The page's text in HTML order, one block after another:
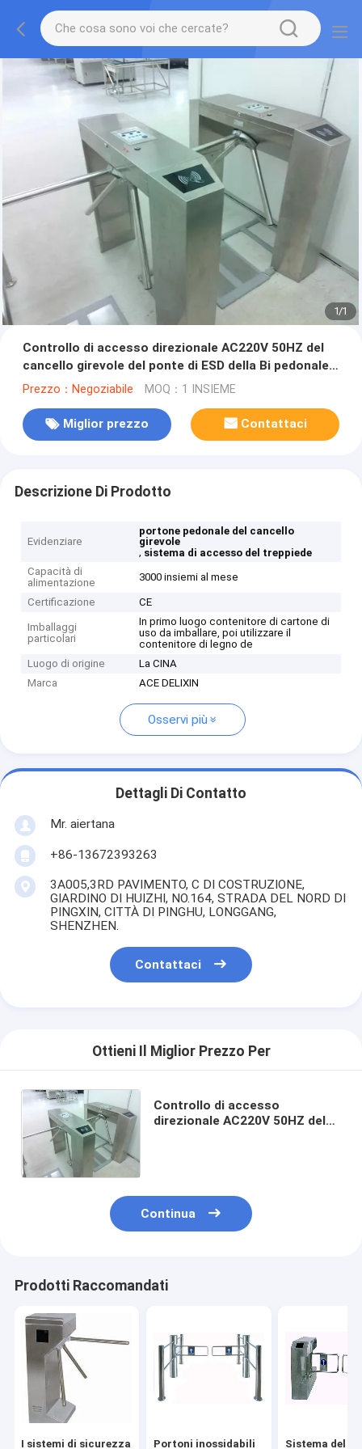
1/1
Controllo di accesso direzionale AC220V 50HZ del
cancello girevole del ponte di ESD della Bi pedonale
del portone
Prezzo：Negoziabile MOQ：1 INSIEME
Miglior prezzo Contattaci
Descrizione Di Prodotto
Evidenziare
portone pedonale del cancello
girevole
, sistema di accesso del treppiede
Capacità di
alimentazione
3000 insiemi al mese
Certificazione CE
Imballaggi
particolari
In primo luogo contenitore di cartone di
uso da imballare, poi utilizzare il
contenitore di legno de
Luogo di origine
La CINA
Marca
ACE DELIXIN
Osservi più
Dettagli Di Contatto
Mr. aiertana
+86-13672393263
3A005,3RD PAVIMENTO, C DI COSTRUZIONE,
GIARDINO DI HUIZHI, NO.164, STRADA DEL NORD DI
PINGXIN, CITTÀ DI PINGHU, LONGGANG,
SHENZHEN.
Contattaci
Ottieni Il Miglior Prezzo Per
Controllo di accesso
direzionale AC220V 50HZ del
Continua
Prodotti Raccomandati
I sistemi di sicurezza Portoni inossidabili Sistema del